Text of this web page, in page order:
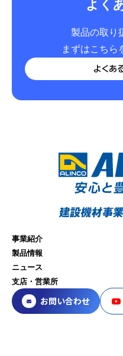
よく
製品の取り
まずはこちら
よくあ
事業紹介
製品情報
ニュース
支店・営業所
お問い合わせ